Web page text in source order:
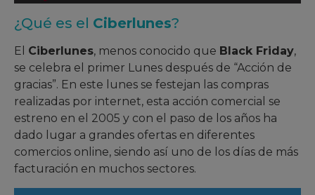
¿Qué es el Ciberlunes?
El Ciberlunes, menos conocido que Black Friday,
se celebra el primer Lunes después de “Acción de
gracias”. En este lunes se festejan las compras
realizadas por internet, esta acción comercial se
estreno en el 2005 y con el paso de los años ha
dado lugar a grandes ofertas en diferentes
comercios online, siendo así uno de los días de más
facturación en muchos sectores.